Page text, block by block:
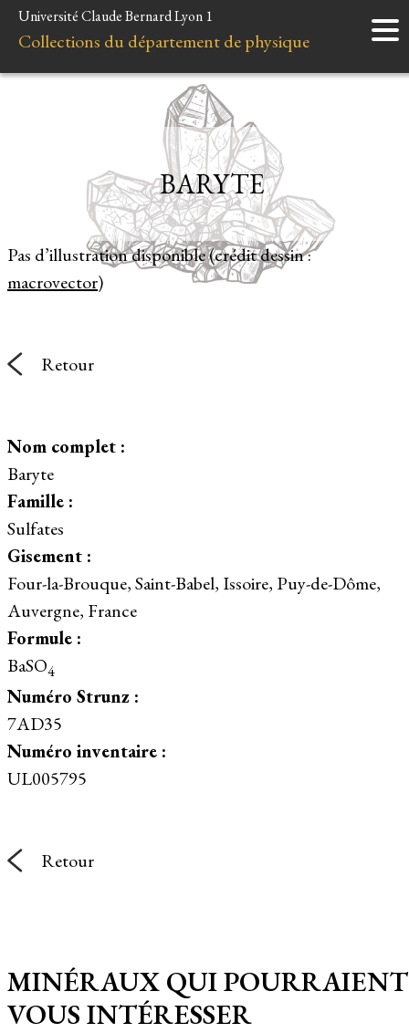
Accueil
Instruments
Liens et ressources
Université Claude Bernard Lyon 1
Collections du département de physique
Pas d’illustration disponible (crédit dessin :
macrovector)
BARYTE
Retour
Nom complet :
Baryte
Famille :
Sulfates
Gisement :
Four-la-Brouque, Saint-Babel, Issoire, Puy-de-Dôme,
Auvergne, France
Formule :
BaSO4
Numéro Strunz :
7AD35
Numéro inventaire :
UL005795
Retour
MINÉRAUX QUI POURRAIENT
VOUS INTÉRESSER